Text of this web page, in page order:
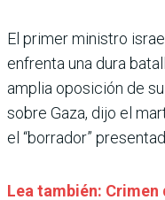
El primer ministro
enfrenta una dura
amplia oposición de
sobre Gaza, dijo el
el “borrador”
Lea también: